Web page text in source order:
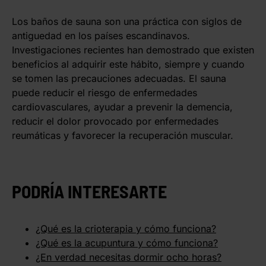
Los baños de sauna son una práctica con siglos de
antiguedad en los países escandinavos.
Investigaciones recientes han demostrado que existen
beneficios al adquirir este hábito, siempre y cuando
se tomen las precauciones adecuadas. El sauna
puede reducir el riesgo de enfermedades
cardiovasculares, ayudar a prevenir la demencia,
reducir el dolor provocado por enfermedades
reumáticas y favorecer la recuperación muscular.
PODRÍA INTERESARTE
¿Qué es la crioterapia y cómo funciona?
¿Qué es la acupuntura y cómo funciona?
¿En verdad necesitas dormir ocho horas?